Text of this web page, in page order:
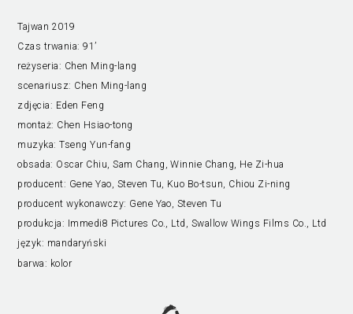
Tajwan 2019
Czas trwania: 91’
reżyseria: Chen Ming-lang
scenariusz: Chen Ming-lang
zdjęcia: Eden Feng
montaż: Chen Hsiao-tong
muzyka:Tseng Yun-fang
obsada: Oscar Chiu, Sam Chang, Winnie Chang, He Zi-hua
producent: Gene Yao, Steven Tu, Kuo Bo-tsun, Chiou Zi-ning
producent wykonawczy: Gene Yao, Steven Tu
produkcja:
Immedi8 Pictures Co., Ltd, Swallow Wings Films Co., Ltd
język: mandaryński
barwa: kolor